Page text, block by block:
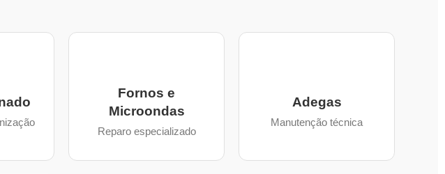
Fornos e
Microondas
Reparo especializado
Adegas
Manutenção técnica